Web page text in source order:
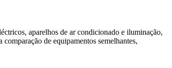
aparelhos de ar condicionado e iluminação,
de equipamentos semelhantes,